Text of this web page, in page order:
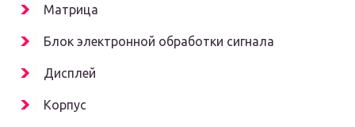
Матрица
Блок электронной обработки сигнала
Дисплей
Корпус